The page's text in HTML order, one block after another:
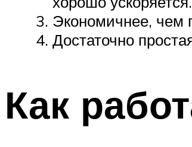
Экономичнее, чем
Достаточно
Как